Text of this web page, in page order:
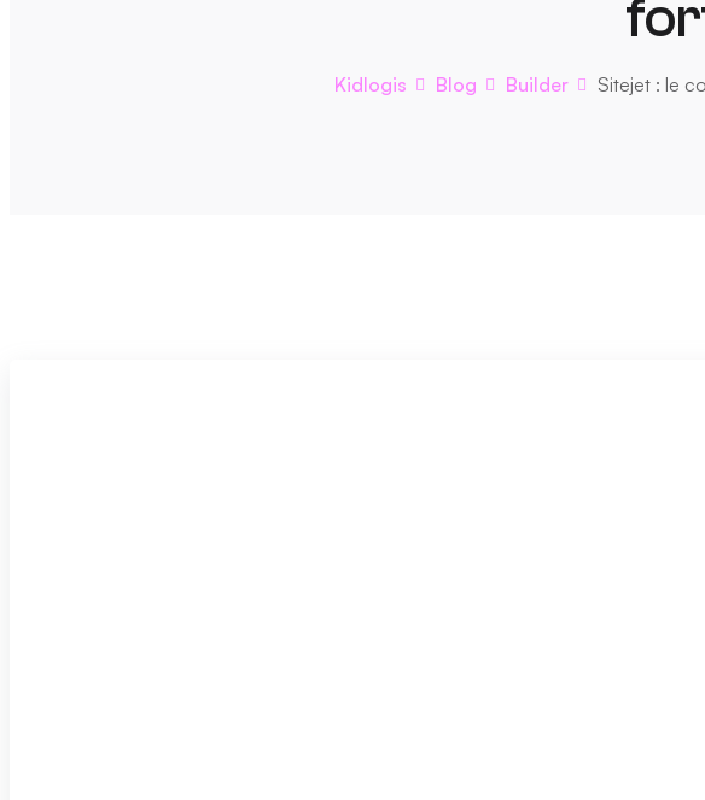
Kidlogis Blog Builder Sitejet : le